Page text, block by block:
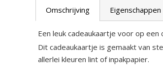
Omschrijving Eigenschappen
Een leuk cadeaukaartje voor op
Dit cadeaukaartje is gemaakt van
allerlei kleuren lint of inpakpapier.